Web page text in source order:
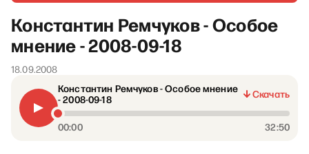
Константин Ремчуков - Особое
мнение - 2008-09-18
18.09.2008
Константин Ремчуков - Особое мнение
- 2008-09-18
Скачать
00:00 32:50